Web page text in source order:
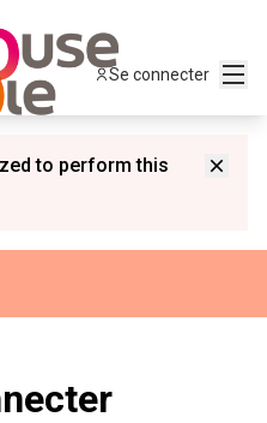
Se connecter
to perform this